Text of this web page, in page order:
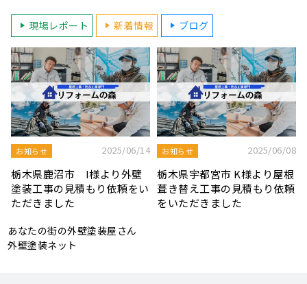
現場レポート 新着情報 ブログ
モルタル外壁の特徴と劣化症
状、メンテナンス方法を解説
令和7年度 結婚新生活支援補
助金が実施されます！
あなたの街の外壁塗装屋さん
外壁塗装ネット